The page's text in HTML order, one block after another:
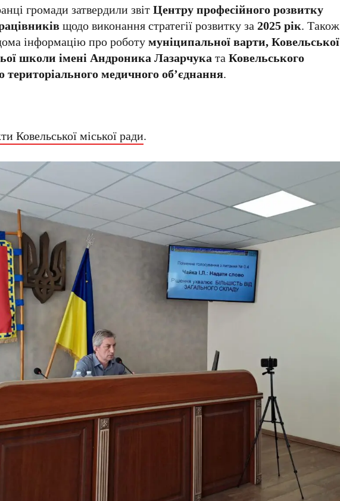
громади затвердили звітЦентру професійного розвитку
щодо виконання стратегії розвитку за2025 рік. Також
інформацію про роботумуніципальної варти, Ковельської
школи імені Андроника ЛазарчукатаКовельського
територіального медичного об’єднання.
Ковельської міської ради.